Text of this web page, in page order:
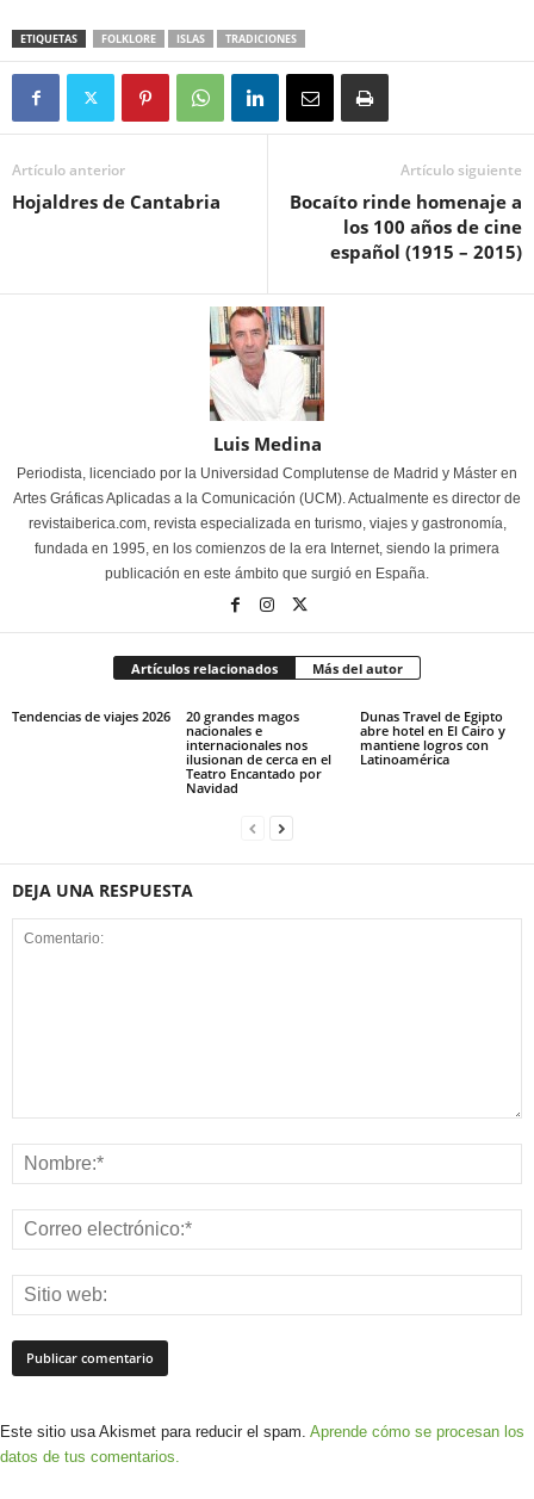
ETIQUETAS FOLKLORE ISLAS TRADICIONES
Artículo anterior
Hojaldres de Cantabria
Artículo siguiente
Bocaíto rinde homenaje a
los 100 años de cine
español (1915 – 2015)
Luis Medina
Periodista, licenciado por la Universidad Complutense de Madrid y Máster en
Artes Gráficas Aplicadas a la Comunicación (UCM). Actualmente es director de
revistaiberica.com, revista especializada en turismo, viajes y gastronomía,
fundada en 1995, en los comienzos de la era Internet, siendo la primera
publicación en este ámbito que surgió en España.
Artículos relacionados Más del autor
Tendencias de viajes 2026
20 grandes magos
nacionales e
internacionales nos
ilusionan de cerca en el
Teatro Encantado por
Navidad
Dunas Travel de Egipto
abre hotel en El Cairo y
mantiene logros con
Latinoamérica
DEJA UNA RESPUESTA
Este sitio usa Akismet para reducir el spam. Aprende cómo se procesan los
datos de tus comentarios.